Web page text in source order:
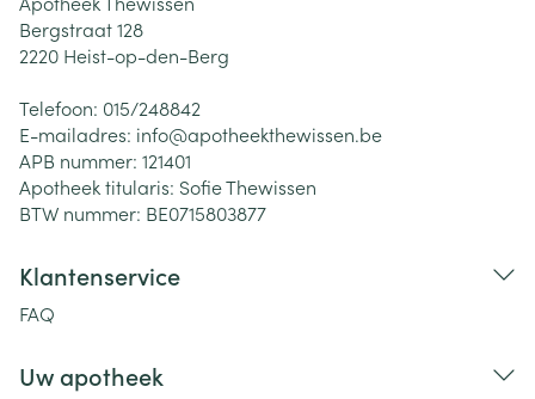
Bergstraat 128
2220 Heist-op-den-Berg
Telefoon: 015/248842
E-mailadres: info@apotheekthewissen.be
APB nummer: 121401
Apotheek titularis: Sofie Thewissen
BTW nummer: BE0715803877
Klantenservice
FAQ
Uw apotheek